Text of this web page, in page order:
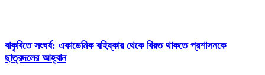
বাকৃবিতে সংঘর্ষ: একাডেমিক বহিষ্কার থেকে বিরত থাকতে প্রশাসনকে
ছাত্রদলের আহ্বান